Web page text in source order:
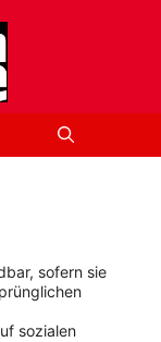
sofern sie
sozialen